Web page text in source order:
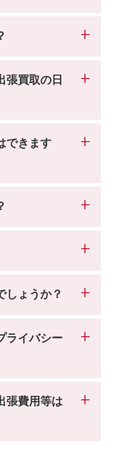
張買取の日
できます
しょうか？
ライバシー
張費用等は